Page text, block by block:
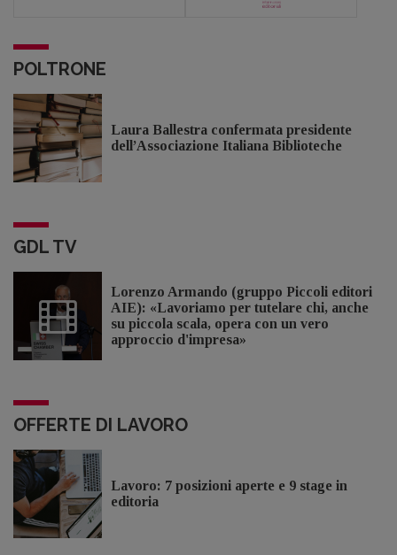
POLTRONE
Laura Ballestra confermata presidente
dell’Associazione Italiana Biblioteche
GDL TV
Lorenzo Armando (gruppo Piccoli editori
AIE): «Lavoriamo per tutelare chi, anche
su piccola scala, opera con un vero
approccio d'impresa»
OFFERTE DI LAVORO
Lavoro: 7 posizioni aperte e 9 stage in
editoria